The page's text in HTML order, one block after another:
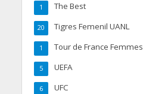
The Best
1
Tigres Femenil UANL
20
Tour de France Femmes
1
UEFA
5
UFC
6